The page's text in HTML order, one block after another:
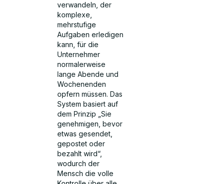
verwandeln, der
komplexe,
mehrstufige
Aufgaben erledigen
kann, für die
Unternehmer
normalerweise
lange Abende und
Wochenenden
opfern müssen. Das
System basiert auf
dem Prinzip „Sie
genehmigen, bevor
etwas gesendet,
gepostet oder
bezahlt wird“,
wodurch der
Mensch die volle